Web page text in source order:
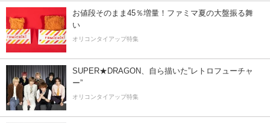
お値段そのまま45％増量！ファミマ夏の大盤振る舞
い
オリコンタイアップ特集
SUPER★DRAGON、自ら描いた”レトロフューチャ
ー”
オリコンタイアップ特集